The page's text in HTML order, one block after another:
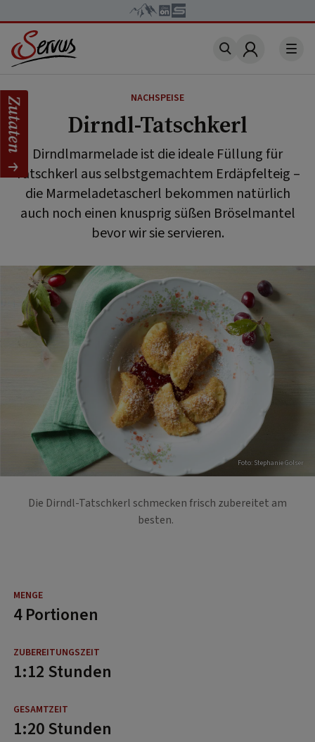
Account
NACHSPEISE
Dirndl-Tatschkerl
Dirndlmarmelade ist die ideale Füllung für
Tatschkerl aus selbstgemachtem Erdäpfelteig –
die Marmeladetascherl bekommen natürlich
auch noch einen knusprig süßen Bröselmantel
bevor wir sie servieren.
Foto: Stephanie Golser
Die Dirndl-Tatschkerl schmecken frisch zubereitet am
besten.
4 Portionen
1:12 Stunden
1:20 Stunden
Zutaten